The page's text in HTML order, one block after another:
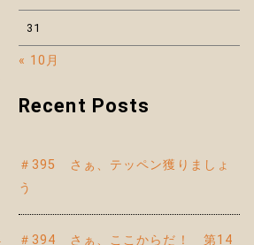
31
« 10月
Recent Posts
＃395 さぁ、テッペン獲りましょ
う
＃394 さぁ、ここからだ！ 第14